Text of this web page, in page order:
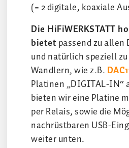
(= 2 digitale, koaxiale
Die HiFiWERKSTATT
bietet passend zu allen
und natürlich speziell
Wandlern, wie z.B.
Platinen „DIGITAL-IN“
bieten wir eine Platine
per Relais, sowie die
nachrüstbaren USB-
weiter unten.